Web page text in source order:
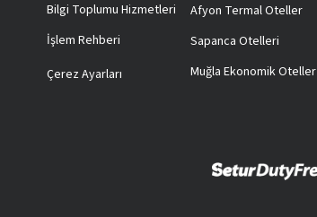
Bilgi Toplumu Hizmetleri
İşlem Rehberi
Çerez Ayarları
Afyon Termal Oteller
Sapanca Otelleri
Muğla Ekonomik Oteller